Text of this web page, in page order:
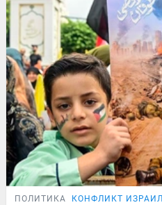
ПОЛИТИКА КОНФЛИКТ